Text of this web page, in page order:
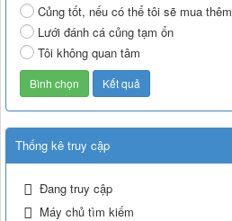
Củng tốt, nếu có thể tôi sẽ mua thêm
Lưới đánh cá củng tạm ổn
Tôi không quan tâm
Thống kê truy cập
Đang truy cập
Máy chủ tìm kiếm